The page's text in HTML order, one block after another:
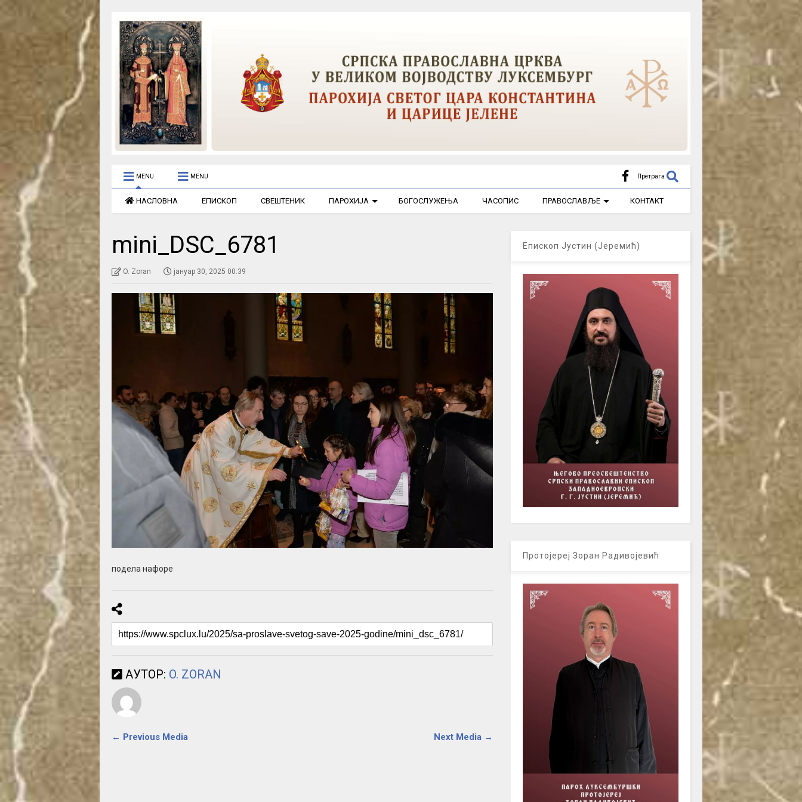
MENU MENU Претрага
НАСЛОВНА ЕПИСКОП СВЕШТЕНИК ПАРОХИЈА БОГОСЛУЖЕЊА ЧАСОПИС ПРАВОСЛАВЉЕ КОНТАКТ
mini_DSC_6781
O. Zoran јануар 30, 2025 00:39
подела нафоре
АУТОР: O. ZORAN
← Previous Media Next Media →
Епископ Јустин (Јеремић)
Протојереј Зоран Радивојевић